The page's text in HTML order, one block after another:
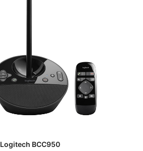
Logitech BCC950